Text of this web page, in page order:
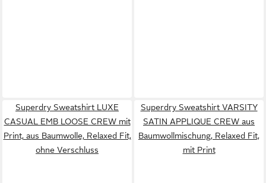
Superdry Sweatshirt LUXE
CASUAL EMB LOOSE CREW mit
Print, aus Baumwolle, Relaxed Fit,
ohne Verschluss
Superdry Sweatshirt VARSITY
SATIN APPLIQUE CREW aus
Baumwollmischung, Relaxed Fit,
mit Print